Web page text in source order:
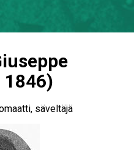
1846)
säveltäjä